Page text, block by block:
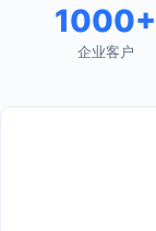
1000+
企业客户